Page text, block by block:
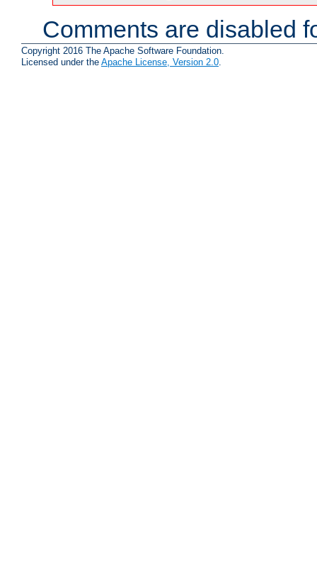
Comments are disabled
Copyright 2016 The Apache Software Foundation.
Licensed under the Apache License, Version 2.0.